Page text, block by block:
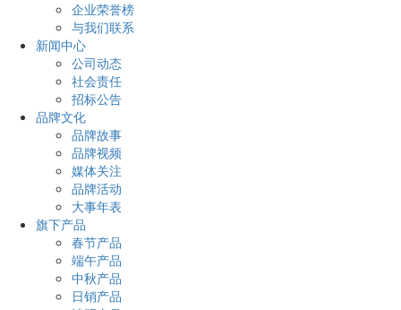
企业荣誉榜
与我们联系
新闻中心
公司动态
社会责任
招标公告
品牌文化
品牌故事
品牌视频
媒体关注
品牌活动
大事年表
旗下产品
春节产品
端午产品
中秋产品
日销产品